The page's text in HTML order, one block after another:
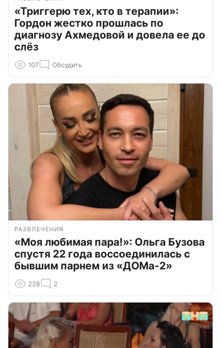
«Триггерю тех, кто в терапии»:
Гордон жестко прошлась по
диагнозу Ахмедовой и довела ее до
слёз
107 Обсудить
РАЗВЛЕЧЕНИЯ
«Моя любимая пара!»: Ольга Бузова
спустя 22 года воссоединилась с
бывшим парнем из «ДОМа-2»
228 2